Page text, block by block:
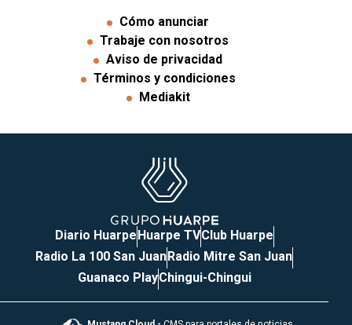
Cómo anunciar
Trabaje con nosotros
Aviso de privacidad
Términos y condiciones
Mediakit
Diario Huarpe Huarpe TVClub Huarpe
Radio La 100 San Juan Radio Mitre San Juan
Guanaco PlayChingui-Chingui